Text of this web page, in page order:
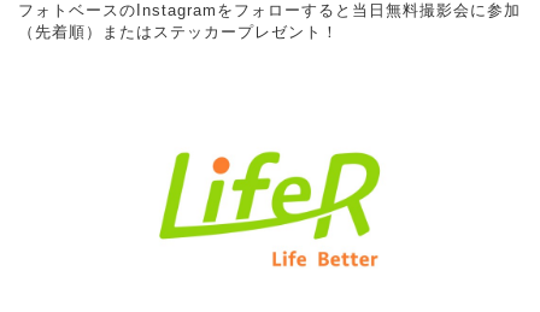
フォトベースのInstagramをフォローすると当日無料撮影会に参加
（先着順）またはステッカープレゼント！